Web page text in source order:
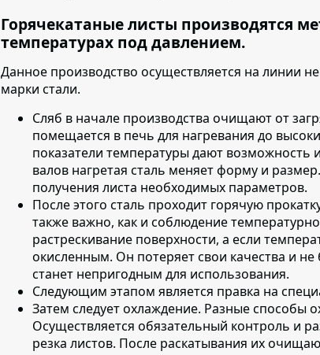
Горячекатаные листы производятся
температурах под давлением.
Данное производство осуществляется на линии
марки стали.
Сляб в начале производства очищают от
помещается в печь для нагревания до
показатели температуры дают
валов нагретая сталь меняет форму и
получения листа необходимых параметров.
После этого сталь проходит горячую
также важно, как и соблюдение
растрескивание поверхности, а если
окисленным. Он потеряет свои качества и
станет непригодным для использования.
Следующим этапом является правка на
Затем следует охлаждение. Разные способы
Осуществляется обязательный контроль и
резка листов. После раскатывания их